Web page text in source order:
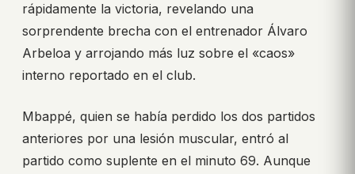
rápidamente la victoria, revelando una
sorprendente brecha con el entrenador Álvaro
Arbeloa y arrojando más luz sobre el «caos»
interno reportado en el club.
Mbappé, quien se había perdido los dos partidos
anteriores por una lesión muscular, entró al
partido como suplente en el minuto 69. Aunque